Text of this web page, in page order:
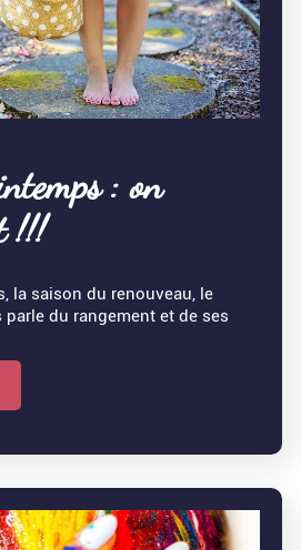
: on
!!!
la saison du renouveau, le
du rangement et de ses